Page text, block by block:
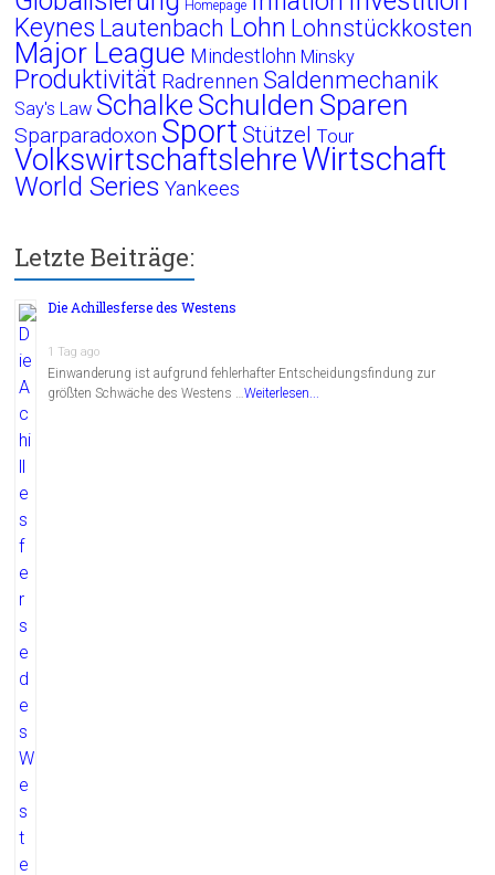
Homepage
Keynes Lautenbach Lohn Lohnstückkosten
Major League Mindestlohn Minsky
Produktivität Radrennen Saldenmechanik
Say's Law Schalke Schulden Sparen
Sparparadoxon Sport Stützel Tour
VolkswirtschaftslehreWirtschaft
World Series Yankees
Letzte Beiträge:
Die Achillesferse des Westens
1 Tag ago
Einwanderung ist aufgrund fehlerhafter Entscheidungsfindung zur
größten Schwäche des Westens …Weiterlesen...